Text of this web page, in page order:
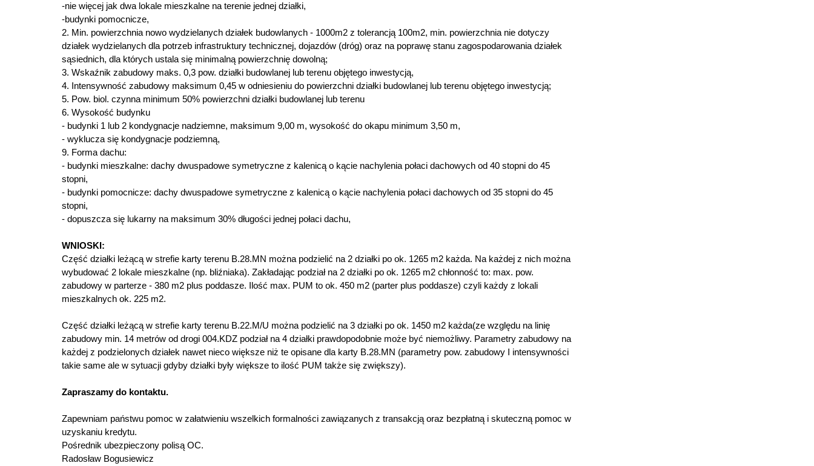
-nie więcej jak dwa lokale mieszkalne na terenie jednej działki,
-budynki pomocnicze,
2. Min. powierzchnia nowo wydzielanych działek budowlanych - 1000m2 z tolerancją 100m2, min. powierzchnia nie dotyczy
działek wydzielanych dla potrzeb infrastruktury technicznej, dojazdów (dróg) oraz na poprawę stanu zagospodarowania działek
sąsiednich, dla których ustala się minimalną powierzchnię dowolną;
3. Wskaźnik zabudowy maks. 0,3 pow. działki budowlanej lub terenu objętego inwestycją,
4. Intensywność zabudowy maksimum 0,45 w odniesieniu do powierzchni działki budowlanej lub terenu objętego inwestycją;
5. Pow. biol. czynna minimum 50% powierzchni działki budowlanej lub terenu
6. Wysokość budynku
- budynki 1 lub 2 kondygnacje nadziemne, maksimum 9,00 m, wysokość do okapu minimum 3,50 m,
- wyklucza się kondygnacje podziemną,
9. Forma dachu:
- budynki mieszkalne: dachy dwuspadowe symetryczne z kalenicą o kącie nachylenia połaci dachowych od 40 stopni do 45
stopni,
- budynki pomocnicze: dachy dwuspadowe symetryczne z kalenicą o kącie nachylenia połaci dachowych od 35 stopni do 45
stopni,
- dopuszcza się lukarny na maksimum 30% długości jednej połaci dachu,
WNIOSKI:
Część działki leżącą w strefie karty terenu B.28.MN można podzielić na 2 działki po ok. 1265 m2 każda. Na każdej z nich można
wybudować 2 lokale mieszkalne (np. bliźniaka). Zakładając podział na 2 działki po ok. 1265 m2 chłonność to: max. pow.
zabudowy w parterze - 380 m2 plus poddasze. Ilość max. PUM to ok. 450 m2 (parter plus poddasze) czyli każdy z lokali
mieszkalnych ok. 225 m2.
Część działki leżącą w strefie karty terenu B.22.M/U można podzielić na 3 działki po ok. 1450 m2 każda(ze względu na linię
zabudowy min. 14 metrów od drogi 004.KDZ podział na 4 działki prawdopodobnie może być niemożliwy. Parametry zabudowy na
każdej z podzielonych działek nawet nieco większe niż te opisane dla karty B.28.MN (parametry pow. zabudowy I intensywności
takie same ale w sytuacji gdyby działki były większe to ilość PUM także się zwiększy).
Zapraszamy do kontaktu.
Zapewniam państwu pomoc w załatwieniu wszelkich formalności zawiązanych z transakcją oraz bezpłatną i skuteczną pomoc w
uzyskaniu kredytu.
Pośrednik ubezpieczony polisą OC.
Radosław Bogusiewicz